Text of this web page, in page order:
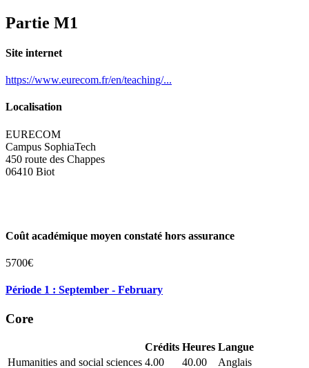
Partie M1
Site internet
https://www.eurecom.fr/en/teaching/...
Localisation
EURECOM
Campus SophiaTech
450 route des Chappes
06410 Biot
Coût académique moyen constaté hors assurance
5700€
Période 1 : September - February
Core
Crédits Heures Langue
Humanities and social sciences 4.00 40.00
Anglais